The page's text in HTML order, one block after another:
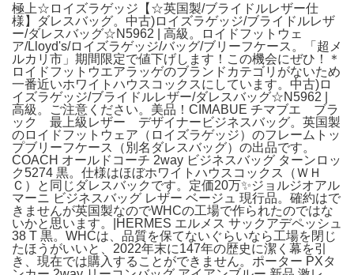
極上☆ロイズラゲッジ【☆英国製/ブライドルレザー仕
様】ダレスバッグ。中古)ロイズラゲッジ/ブライドルレザ
ー/ダレスバッグ☆N5962 | 高級。ロイドフットウェ
ア/Lloyd's/ロイズラゲッジ/バッグ/ブリーフケース。「超メ
ルカリ市」期間限定で値下げします！この機会にぜひ！＊
ロイドフットウエアラッゲのブランドカテゴリがないため
一番近いホワイトハウスコックスにしています。中古)ロ
イズラゲッジ/ブライドルレザー/ダレスバッグ☆N5962 |
高級。ご注意ください。美品！CIMABUE チマブエ ブラ
ック 最上級レザー デザイナービジネスバッグ。英国製
のロイドフットウェア（ロイズラゲッジ）のフレームトッ
プブリーフケース（別名ダレスバッグ）の出品です。
COACH オールドコーチ 2way ビジネスバッグ ターンロッ
ク5274 黒。仕様はほぼホワイトハウスコックス（ＷＨ
Ｃ）と同じダレスバックです。定価20万✨ジョルジオアル
マーニ ビジネスバッグ レザー ベージュ 現行品。確約はで
きませんが英国製なのでWHCの工場で作られたのではな
いかと思います。|HERMES エルメス サックアデペッシュ
38 T 黒。WHCは、品質を保てないぐらいなら工場を閉じ
たほうがいいと、2022年末に147年の歴史に潔く幕を引
き、現在では購入することができません。ポーター PXタ